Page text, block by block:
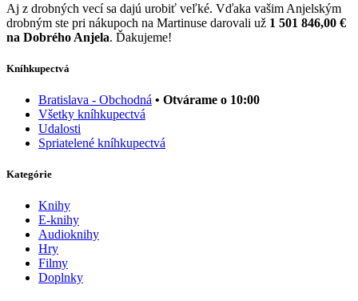
Aj z drobných vecí sa dajú urobiť veľké. Vďaka vašim Anjelským
drobným ste pri nákupoch na Martinuse darovali už 1 501 846,00 €
na Dobrého Anjela. Ďakujeme!
Kníhkupectvá
Bratislava - Obchodná • Otvárame o 10:00
Všetky kníhkupectvá
Udalosti
Spriatelené kníhkupectvá
Kategórie
Knihy
E-knihy
Audioknihy
Hry
Filmy
Doplnky